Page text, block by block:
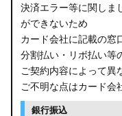
決済エラー等に関しま
ができないため
カード会社に記載の窓
分割払い・リボ払い等
ご契約内容によって異
ご不明な点はカード会
銀行振込